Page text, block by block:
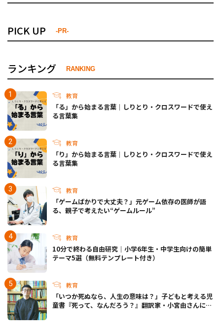
PICK UP -PR-
ランキング RANKING
教育
「る」から始まる言葉｜しりとり・クロスワードで使え
る言葉集
教育
「り」から始まる言葉｜しりとり・クロスワードで使え
る言葉集
教育
「ゲームばかりで大丈夫？」元ゲーム依存の医師が語
る、親子で考えたい“ゲームルール”
教育
10分で終わる自由研究｜小学6年生・中学生向けの簡単
テーマ5選（無料テンプレート付き）
教育
「いつか死ぬなら、人生の意味は？」子どもと考える児
童書『死って、なんだろう？』翻訳家・小宮由さんに聞